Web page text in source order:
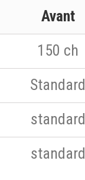
Avant
150 ch
Standard
standard
standard